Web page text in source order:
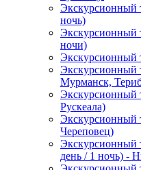
Экскурсионный
ночь)
Экскурсионный
ночи)
Экскурсионный
Экскурсионный
Мурманск,
Экскурсионный
Рускеала)
Экскурсионный
Череповец)
Экскурсионный
день / 1 ночь) -